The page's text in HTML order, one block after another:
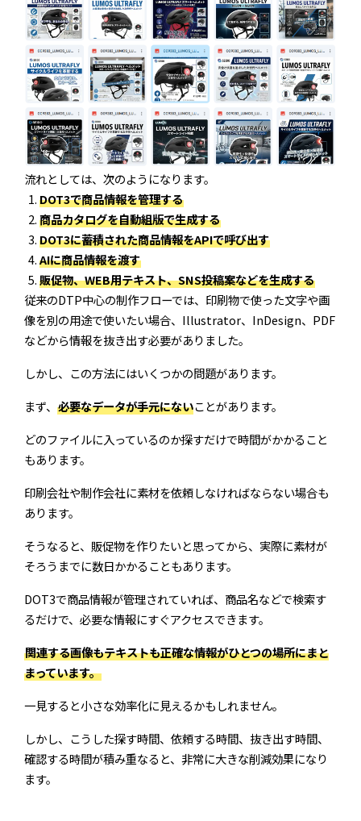
流れとしては、次のようになります。
DOT3で商品情報を管理する
商品カタログを自動組版で生成する
DOT3に蓄積された商品情報をAPIで呼び出す
AIに商品情報を渡す
販促物、WEB用テキスト、SNS投稿案などを生成する
従来のDTP中心の制作フローでは、印刷物で使った文字や画
像を別の用途で使いたい場合、Illustrator、InDesign、PDF
などから情報を抜き出す必要がありました。
しかし、この方法にはいくつかの問題があります。
まず、 必要なデータが手元にないことがあります。
どのファイルに入っているのか探すだけで時間がかかること
もあります。
印刷会社や制作会社に素材を依頼しなければならない場合も
あります。
そうなると、販促物を作りたいと思ってから、実際に素材が
そろうまでに数日かかることもあります。
DOT3で商品情報が管理されていれば、商品名などで検索す
るだけで、必要な情報にすぐアクセスできます。
関連する画像もテキストも正確な情報がひとつの場所にまと
まっています。
一見すると小さな効率化に見えるかもしれません。
しかし、こうした探す時間、依頼する時間、抜き出す時間、
確認する時間が積み重なると、非常に大きな削減効果になり
ます。